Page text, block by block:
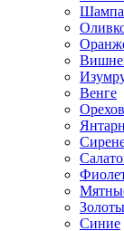
Венге
Синие